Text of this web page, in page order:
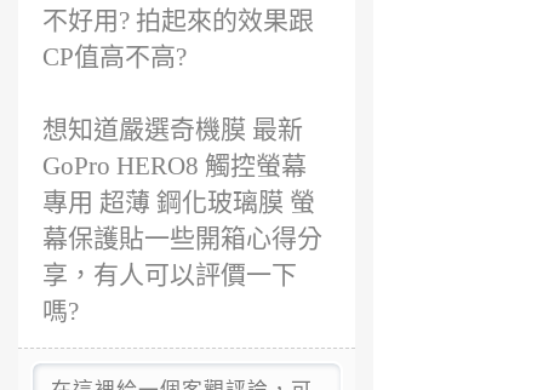
不好用? 拍起來的效果跟
CP值高不高?
想知道嚴選奇機膜 最新
GoPro HERO8 觸控螢幕
專用 超薄 鋼化玻璃膜 螢
幕保護貼一些開箱心得分
享，有人可以評價一下
嗎?